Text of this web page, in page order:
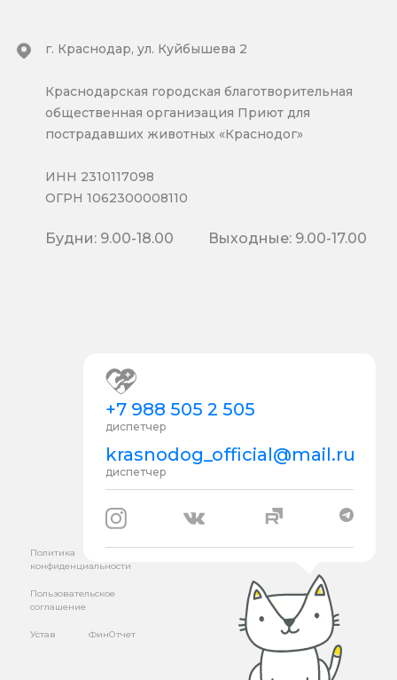
+7 988 505 2 505
диспетчер
krasnodog_official@mail.ru
диспетчер
г. Краснодар, ул. Куйбышева 2
Краснодарская городская благотворительная
общественная организация Приют для
пострадавших животных «Краснодог»
ИНН 2310117098
ОГРН 1062300008110
Будни: 9.00-18.00 Выходные: 9.00-17.00
Политика
конфиденциальности
Пользовательское
соглашение
Устав ФинОтчет